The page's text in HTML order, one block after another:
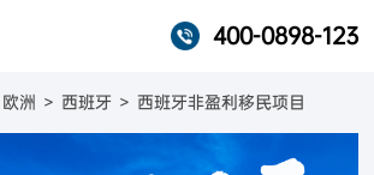
400-0898-123
欧洲 > 西班牙 > 西班牙非盈利移民项目